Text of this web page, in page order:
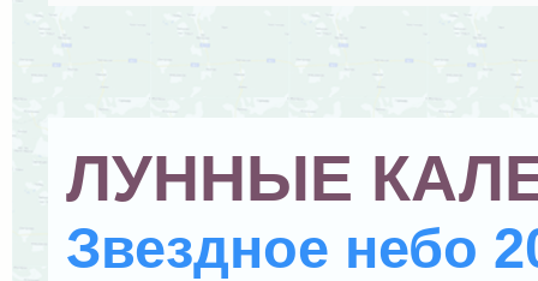
ЛУННЫЕ
Звездное небо